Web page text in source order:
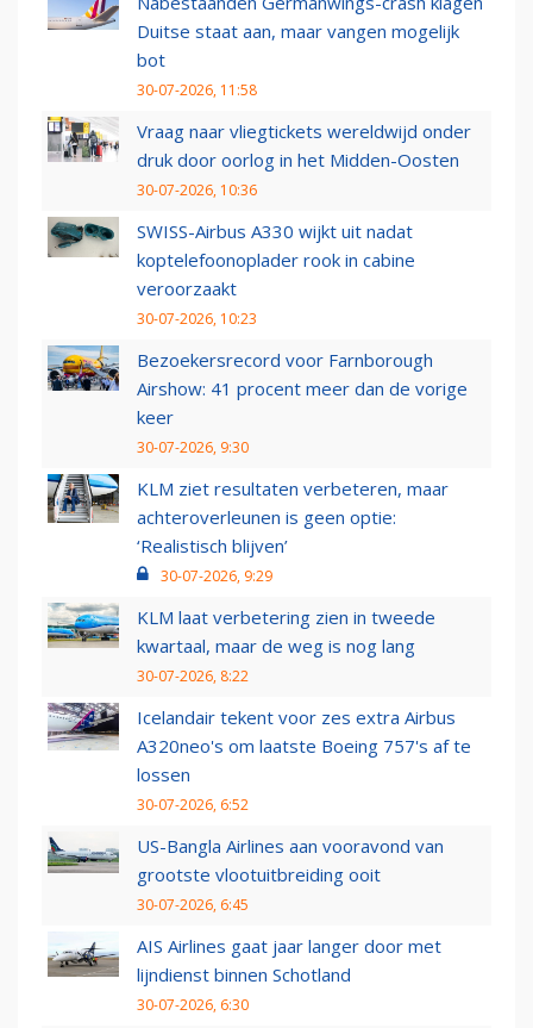
Duitse staat aan, maar vangen mogelijk
bot
30-07-2026, 11:58
Vraag naar vliegtickets wereldwijd onder
druk door oorlog in het Midden-Oosten
30-07-2026, 10:36
SWISS-Airbus A330 wijkt uit nadat
koptelefoonoplader rook in cabine
veroorzaakt
30-07-2026, 10:23
Bezoekersrecord voor Farnborough
Airshow: 41 procent meer dan de vorige
keer
30-07-2026, 9:30
KLM ziet resultaten verbeteren, maar
achteroverleunen is geen optie:
‘Realistisch blijven’
30-07-2026, 9:29
KLM laat verbetering zien in tweede
kwartaal, maar de weg is nog lang
30-07-2026, 8:22
Icelandair tekent voor zes extra Airbus
A320neo's om laatste Boeing 757's af te
lossen
30-07-2026, 6:52
US-Bangla Airlines aan vooravond van
grootste vlootuitbreiding ooit
30-07-2026, 6:45
AIS Airlines gaat jaar langer door met
lijndienst binnen Schotland
30-07-2026, 6:30